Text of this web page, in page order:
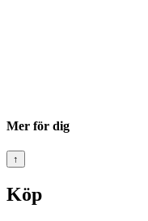
Mer för dig
↑
Köp